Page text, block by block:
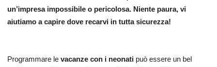
un’impresa impossibile o pericolosa. Niente paura, vi
aiutiamo a capire dove recarvi in tutta sicurezza!
Programmare le vacanze con i neonati può essere un bel